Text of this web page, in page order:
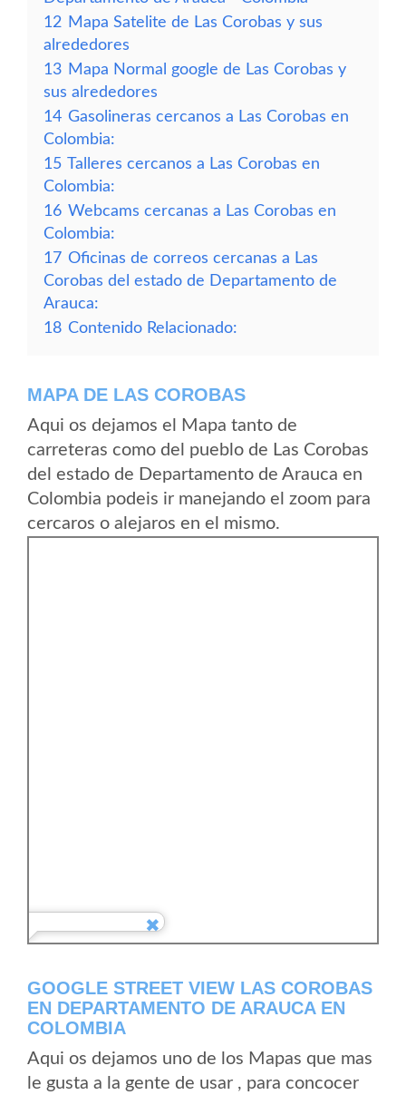
12 Mapa Satelite de Las Corobas y sus
alrededores
13 Mapa Normal google de Las Corobas y
sus alrededores
14 Gasolineras cercanos a Las Corobas en
Colombia:
15 Talleres cercanos a Las Corobas en
Colombia:
16 Webcams cercanas a Las Corobas en
Colombia:
17 Oficinas de correos cercanas a Las
Corobas del estado de Departamento de
Arauca:
18 Contenido Relacionado:
MAPA DE LAS COROBAS
Aqui os dejamos el Mapa tanto de
carreteras como del pueblo de Las Corobas
del estado de Departamento de Arauca en
Colombia podeis ir manejando el zoom para
cercaros o alejaros en el mismo.
GOOGLE STREET VIEW LAS COROBAS
EN DEPARTAMENTO DE ARAUCA EN
COLOMBIA
Aqui os dejamos uno de los Mapas que mas
le gusta a la gente de usar , para concocer